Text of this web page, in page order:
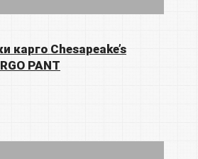
карго Chesapeake’s
PANT